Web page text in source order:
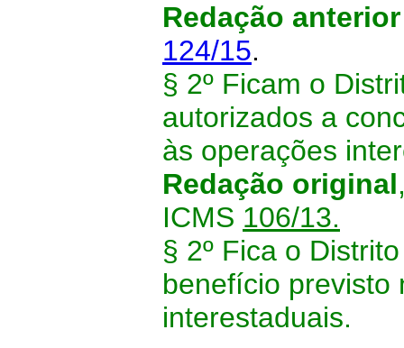
Redação
124/15.
§ 2º Ficam o
autorizados a
às operações
Redação original
ICMS 106/13.
§ 2º Fica o
benefício
interestaduais.